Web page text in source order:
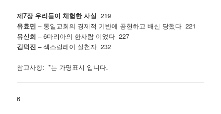
제7장 우리들이 체험한 사실 219
유효민 – 통일교회의 경제적 기반에 공헌하고 배신 당했다 221
유신희 – 6마리아의 한사람 이었다 227
김덕진 – 섹스릴레이 실천자 232
참고사항: *는 가명표시 입니다.
6